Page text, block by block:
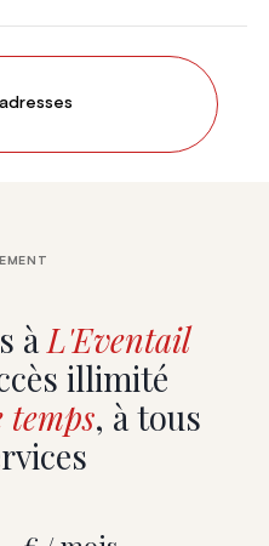
àL'Eventail
illimité
, à tous